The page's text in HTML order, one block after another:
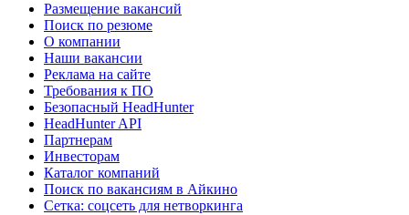
Размещение вакансий
Поиск по резюме
О компании
Наши вакансии
Реклама на сайте
Требования к ПО
Безопасный HeadHunter
HeadHunter API
Партнерам
Инвесторам
Каталог компаний
Поиск по вакансиям в Айкино
Сетка: соцсеть для нетворкинга